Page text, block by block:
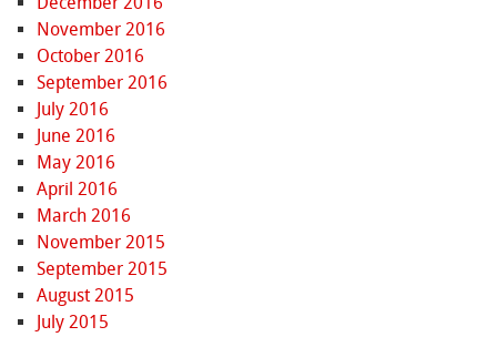
November 2016
October 2016
September 2016
July 2016
June 2016
May 2016
April 2016
March 2016
November 2015
September 2015
August 2015
July 2015